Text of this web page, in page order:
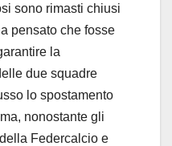
sono rimasti chiusi
pensato che fosse
la
due squadre
lo spostamento
nonostante gli
Federcalcio e